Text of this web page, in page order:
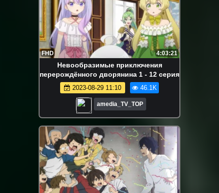
FHD 4:03:21
Невообразимые приключения
перерождённого дворянина 1 - 12 серия
2023-08-29 11:10 46.1K
amedia_TV_TOP